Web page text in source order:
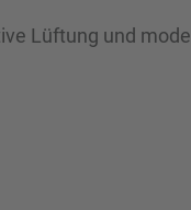
Lüftung und